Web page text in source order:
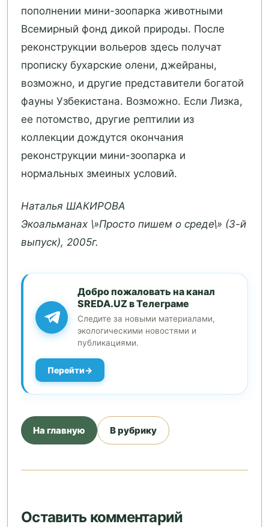
пополнении мини-зоопарка животными
Всемирный фонд дикой природы. После
реконструкции вольеров здесь получат
прописку бухарские олени, джейраны,
возможно, и другие представители богатой
фауны Узбекистана. Возможно. Если Лизка,
ее потомство, другие рептилии из
коллекции дождутся окончания
реконструкции мини-зоопарка и
нормальных змеиных условий.
Наталья ШАКИРОВА
Экоальманах \»Просто пишем о среде\» (3-й
выпуск), 2005г.
Добро пожаловать на канал
SREDA.UZ в Телеграме
Следите за новыми материалами,
экологическими новостями и
публикациями.
Перейти
На главную В рубрику
Оставить комментарий